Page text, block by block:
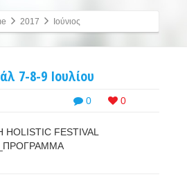
2017 Ιούνιος
7-8-9 Ιουλίου
0 0
FESTIVAL